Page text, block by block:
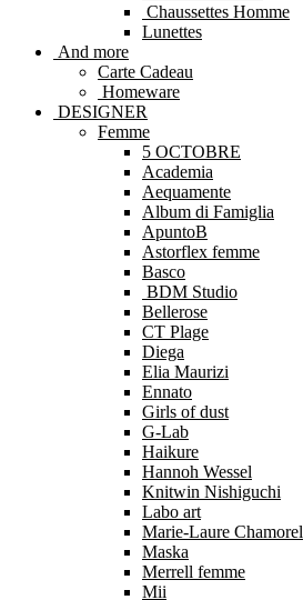
Chaussettes Homme
Lunettes
And more
Carte Cadeau
Homeware
DESIGNER
Femme
5 OCTOBRE
Academia
Aequamente
Album di Famiglia
ApuntoB
Astorflex femme
Basco
BDM Studio
Bellerose
CT Plage
Diega
Elia Maurizi
Ennato
Girls of dust
G-Lab
Haikure
Hannoh Wessel
Knitwin Nishiguchi
Labo art
Marie-Laure Chamorel
Maska
Merrell femme
Mii